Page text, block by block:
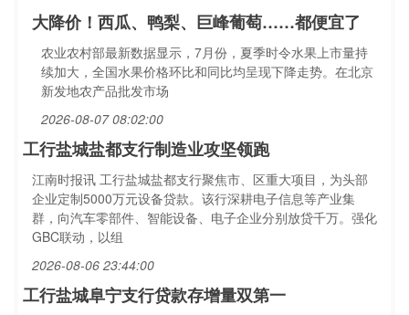
大降价！西瓜、鸭梨、巨峰葡萄……都便宜了
农业农村部最新数据显示，7月份，夏季时令水果上市量持
续加大，全国水果价格环比和同比均呈现下降走势。在北京
新发地农产品批发市场
2026-08-07 08:02:00
工行盐城盐都支行制造业攻坚领跑
江南时报讯 工行盐城盐都支行聚焦市、区重大项目，为头部
企业定制5000万元设备贷款。该行深耕电子信息等产业集
群，向汽车零部件、智能设备、电子企业分别放贷千万。强化
GBC联动，以组
2026-08-06 23:44:00
工行盐城阜宁支行贷款存增量双第一